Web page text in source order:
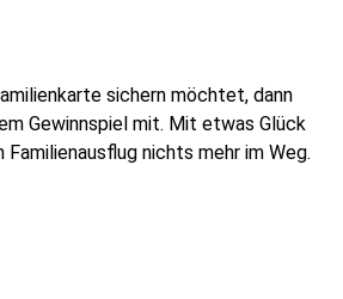
sichern möchtet, dann
Gewinnspiel mit. Mit etwas Glück
nichts mehr im Weg.